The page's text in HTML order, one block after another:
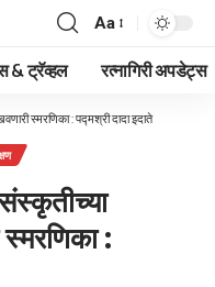
Font
Resizer
Aa
& ट्रॅव्हल रत्नागिरी अपडेट्स
स्मरणिका : पद्मश्री दादा इदाते
स्मरणिका :